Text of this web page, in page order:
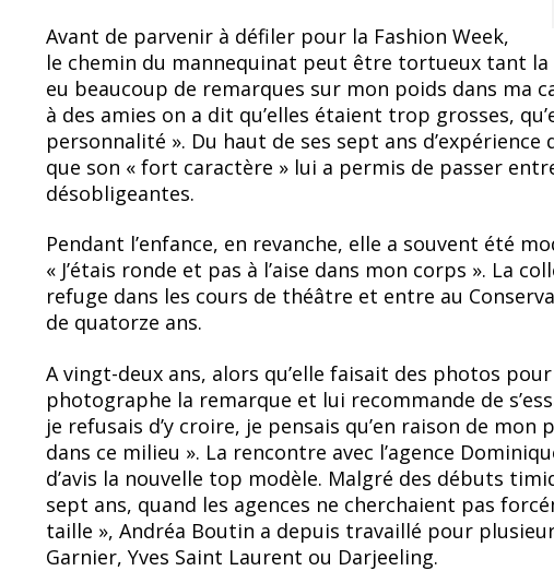
Avant de parvenir à défiler pour la Fashion Week,
le chemin du mannequinat peut être tortueux tant la
eu beaucoup de remarques sur mon poids dans ma
à des amies on a dit qu’elles étaient trop grosses,
personnalité ». Du haut de ses sept ans
que son « fort caractère » lui a permis de passer
désobligeantes.
Pendant l’enfance, en revanche, elle a souvent été
« J’étais ronde et pas à l’aise dans mon corps ». La
refuge dans les cours de théâtre et entre au
de quatorze ans.
A vingt-deux ans, alors qu’elle faisait des photos
photographe la remarque et lui recommande de
je refusais d’y croire, je pensais qu’en raison de mon
dans ce milieu ». La rencontre avec l’agence
d’avis la nouvelle top modèle. Malgré des débuts
sept ans, quand les agences ne cherchaient pas
taille », Andréa Boutin a depuis travaillé pour
Garnier, Yves Saint Laurent ou Darjeeling.